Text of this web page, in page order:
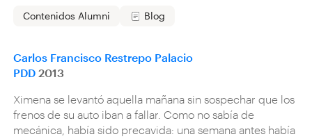
Contenidos Alumni Blog
Carlos Francisco Restrepo Palacio
PDD 2013
Ximena se levantó aquella mañana sin sospechar que los
frenos de su auto iban a fallar. Como no sabía de
mecánica, había sido precavida: una semana antes había